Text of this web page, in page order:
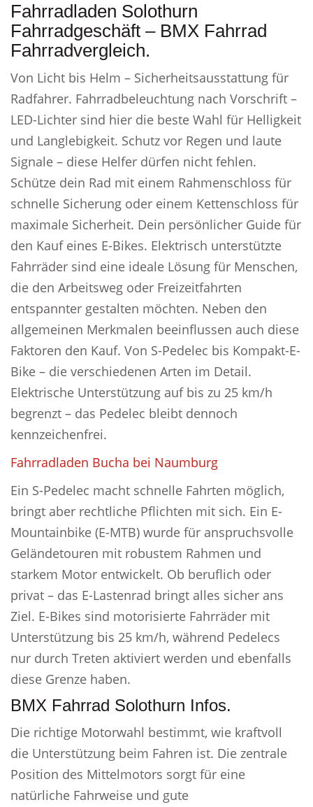
Fahrradladen Solothurn
Fahrradgeschäft – BMX Fahrrad
Fahrradvergleich.
Von Licht bis Helm – Sicherheitsausstattung für
Radfahrer. Fahrradbeleuchtung nach Vorschrift –
LED-Lichter sind hier die beste Wahl für Helligkeit
und Langlebigkeit. Schutz vor Regen und laute
Signale – diese Helfer dürfen nicht fehlen.
Schütze dein Rad mit einem Rahmenschloss für
schnelle Sicherung oder einem Kettenschloss für
maximale Sicherheit. Dein persönlicher Guide für
den Kauf eines E-Bikes. Elektrisch unterstützte
Fahrräder sind eine ideale Lösung für Menschen,
die den Arbeitsweg oder Freizeitfahrten
entspannter gestalten möchten. Neben den
allgemeinen Merkmalen beeinflussen auch diese
Faktoren den Kauf. Von S-Pedelec bis Kompakt-E-
Bike – die verschiedenen Arten im Detail.
Elektrische Unterstützung auf bis zu 25 km/h
begrenzt – das Pedelec bleibt dennoch
kennzeichenfrei.
Fahrradladen Bucha bei Naumburg
Ein S-Pedelec macht schnelle Fahrten möglich,
bringt aber rechtliche Pflichten mit sich. Ein E-
Mountainbike (E-MTB) wurde für anspruchsvolle
Geländetouren mit robustem Rahmen und
starkem Motor entwickelt. Ob beruflich oder
privat – das E-Lastenrad bringt alles sicher ans
Ziel. E-Bikes sind motorisierte Fahrräder mit
Unterstützung bis 25 km/h, während Pedelecs
nur durch Treten aktiviert werden und ebenfalls
diese Grenze haben.
BMX Fahrrad Solothurn Infos.
Die richtige Motorwahl bestimmt, wie kraftvoll
die Unterstützung beim Fahren ist. Die zentrale
Position des Mittelmotors sorgt für eine
natürliche Fahrweise und gute